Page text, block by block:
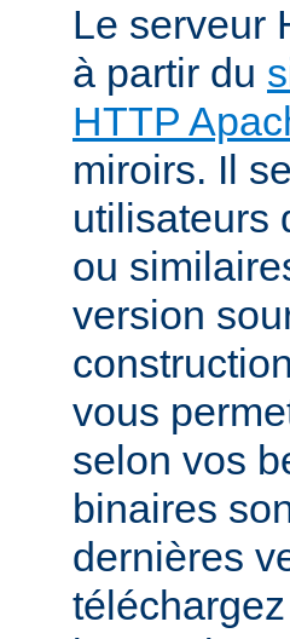
Le serveur
à partir du
HTTP
miroirs. Il
utilisateurs
ou
version
vous
selon vos
binaires
dernières